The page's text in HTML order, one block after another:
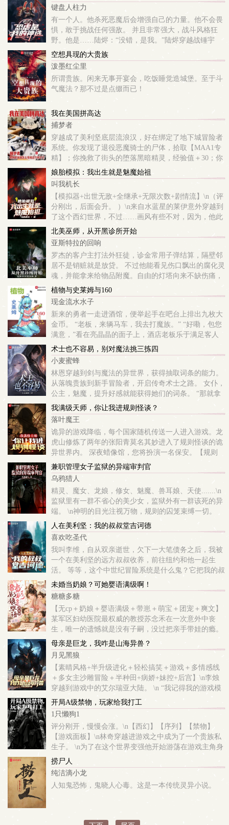
宇宙大爆炸之前的起点也是种子。 ...
键盘人柱力
有一个人。他杀死恶魔后会增强自己的力量。他不会畏
惧，敢于挑战任何强敌。 并且非常强大，战斗风格狂
野。他是……陆烬：“没错，是我。”陆烬穿越战锤宇
宙，重伤后的他发现自己除了天生的不会恐惧和身强力
壮之外，还有一个战斗就会变强的奇特能力。 ...
空想具现的大贵族
泼墨红尘里
所谓贵族。闲来无事开宴会，吃饭睡觉造城堡。至于斗
气魔法？那不过是点缀而已！
我在美国拼高达
捕梦者
穿越成了美利坚底层流浪汉，好在绑定了地下城冒险者
系统。你发现了退役恶魔骑士的尸体，拾取【MAA1专
精】；你挽救了街头的堕落黑暗精灵，经验值＋30；你
发现了流浪的退役黑暗龙骑，可引导其前往东方神秘国
度；你遭到黑暗王庭的通缉，威望＋20；你解锁了...
娘胎模拟：我出生就是魅魔始祖
叫我机长
【模拟器+出世无敌+全继承+无限次数+剧情流】\n（评
分刚出，后面会升。 ）\n来自水蓝星的莱伊意外穿越到
了这个西幻世界，不过……画风有些不对，因为，他此
时的状态还不是个完整的生命体……\n还好有系统金手
指，为了活命他拼了命模拟，并从模...
北美巫师，从开黑诊所开始
亚斯特拉的回响
罗杰的客户主打法外狂徒，诊金常用子弹结算，隔壁邻
居不是销赃就是放贷。 不过他能看见伤口飘出的腐化灵
魂，并能拿来给物品附魔。自由的灯塔向来不缺伤痛，
腐化的灵魂遍布大地。 于是罗杰一边开着诊所医治伤
患，一边处理无人认领的尸体，迅速积攒...
植物与史莱姆与160
现金流水水子
新来的勇者一走进酒馆，便举起手在吧台上排出九枚大
金币。 “老板，来辆马车，我去打魔族。” “好嘞，包您
满意，”看在亮晶晶的面子上，酒店老板乐于满足客人
的任何要求，“请把您的装备放上来登记一下。” 水枪、
盆栽、史莱姆。 ...
术士也不容易，别对魔法挑三拣四
小麦蜜蜂
林恩穿越到剑与魔法的异世界，获得抽取词条的能力。
从落魄贵族到新手冒险者，开启传奇术士之路。 女仆，
公主，魅魔，提升好感就能获得她们的词条。 “那就拿
下她！”哥布林，夺心魔，传奇海怪克拉肯，击杀就能
获得它们的词条。 “那就拿下...
我满级天师，你让我进规则怪谈？
落叶魔王
诡异的游戏降临，每个国家随机传送一人进入游戏。龙
虎山修炼了两年的张阳青莫名其妙进入了规则怪谈的诡
异世界内。 深夜蜡像馆，您将扮演一名保安。【规则
1：蜡像馆十二点准时闭馆，任何人禁止出入，无论门
内和门外有任何请求。 】【规则2：蜡像...
兼职管理女子监狱的异端审判官
乌鸦猎人
精灵、魔女、龙娘，修女、魅魔、兽耳娘、天使.......\n
监狱里有一群不省心的美少女，监狱外有一群该死的异
端。 \n神明的目光注视万物，规则的囚笼束缚一切。
\n【凡为异端，皆当审判！ 】\n唯秩序，永恒\n\n三二
五七二八五四二...
人在美利坚：我的叔叔堂吉诃德
喜欢吃圣代
我叫李维，自从双亲逝世，欠下一大笔债务之后，我被
一个在美利坚的远方叔叔收养，前往纽约和他一起生
活。 等等，这个中世纪冒险系统是什么鬼？它把我的叔
叔认成了一个疯子骑士？ 上东区的富人区是贵族庭院？
前面好像有个魅魔地窟，我决定去探索一...
未婚当奶娘？可她婴语满级啊！
糖糖多糖
【无cp＋奶娘＋婴语满级＋带崽＋萌宝＋团宠＋爽文】
某军区妇幼医院最权威的教授苏念禾在一次意外中丧
生，唯一的遗憾就是没有子嗣，没过把亲手带娃的瘾。
再次睁眼时，没成想她竟成了古代侯府最大的笑话！
“一个没成亲没奶水的乡野丫头...
母亲是巨龙，我咋是山海异兽？
月见黑狼
【素晴风格+半升级进化＋轻松搞笑＋游戏＋多情感线
＋多女主沙雕冒险＋半种田+病娇+妹控+后宫】\n李烛
穿越到游戏中的艾尔瑞亚大陆。 \n “我记得我的游戏模
版是巨龙，不知道会是健壮的红龙，还是灵魂力量超强
的绿龙呢？”\n “卧...
开局A级禁物，玩家给我打工
1只懒狗1
评分刚开，慢慢会涨。\n【西幻】【序列】【禁物】
【游戏面板】\n林奇穿越进游戏之中成为了一个贵族私
生子。 \n为了在这个世界变强他开始游荡在游戏主角身
边 “抢戏”。\n然而在游戏公测后事情却发生了一点点偏
差......\n伊莱娜：...
捞尸人
纯洁滴小龙
人知鬼恐怖，鬼晓人心毒。这是一本传统灵异小说。